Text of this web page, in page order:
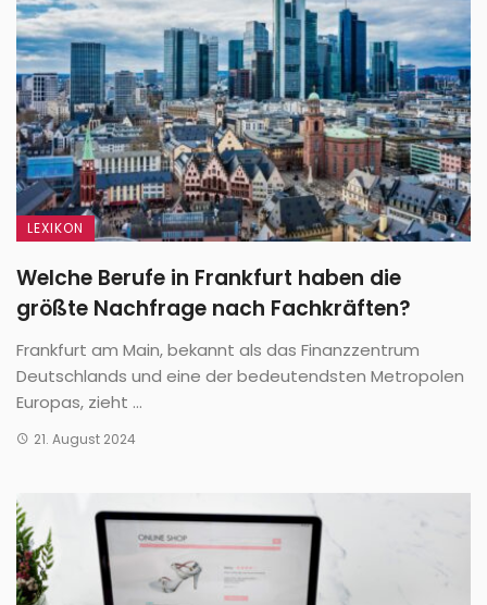
LEXIKON
Welche Berufe in Frankfurt haben die
größte Nachfrage nach Fachkräften?
Frankfurt am Main, bekannt als das Finanzzentrum
Deutschlands und eine der bedeutendsten Metropolen
Europas, zieht ...
21. August 2024